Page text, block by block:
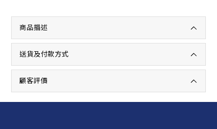
商品描述
送貨及付款方式
顧客評價